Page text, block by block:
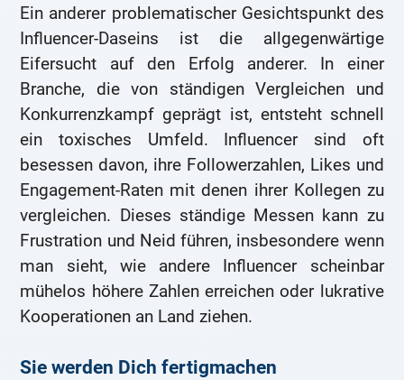
Ein anderer problematischer Gesichtspunkt des
Influencer-Daseins ist die allgegenwärtige
Eifersucht auf den Erfolg anderer. In einer
Branche, die von ständigen Vergleichen und
Konkurrenzkampf geprägt ist, entsteht schnell
ein toxisches Umfeld. Influencer sind oft
besessen davon, ihre Followerzahlen, Likes und
Engagement-Raten mit denen ihrer Kollegen zu
vergleichen. Dieses ständige Messen kann zu
Frustration und Neid führen, insbesondere wenn
man sieht, wie andere Influencer scheinbar
mühelos höhere Zahlen erreichen oder lukrative
Kooperationen an Land ziehen.
Sie werden Dich fertigmachen